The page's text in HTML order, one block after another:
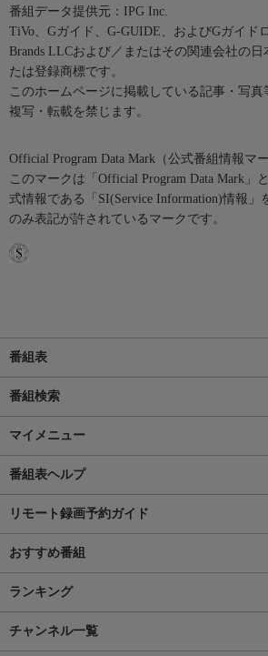
番組データ提供元：IPG Inc.
TiVo、Gガイド、G-GUIDE、およびGガイド
Brands LLCおよび／またはその関連会社の日
たは登録商標です。
このホームページに掲載している記事・写
複写・転載を禁じます。
Official Program Data Mark（公式番組情報マー
このマークは「Official Program Data Mark」
式情報である「SI(Service Information)情報」
のみ表記が許されているマークです。
番組表
番組検索
マイメニュー
番組表ヘルプ
リモート録画予約ガイド
おすすめ番組
ランキング
チャンネル一覧